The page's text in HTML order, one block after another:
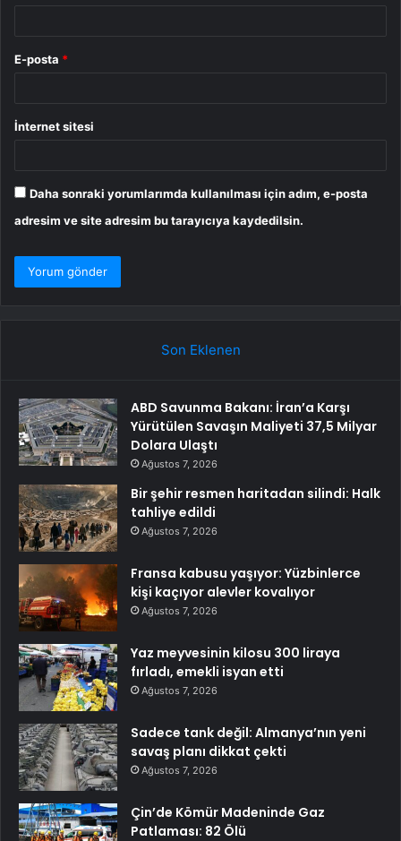
E-posta *
İnternet sitesi
Daha sonraki yorumlarımda kullanılması için adım, e-posta
adresim ve site adresim bu tarayıcıya kaydedilsin.
Son Eklenen
ABD Savunma Bakanı: İran’a Karşı
Yürütülen Savaşın Maliyeti 37,5 Milyar
Dolara Ulaştı
Ağustos 7, 2026
Bir şehir resmen haritadan silindi: Halk
tahliye edildi
Ağustos 7, 2026
Fransa kabusu yaşıyor: Yüzbinlerce
kişi kaçıyor alevler kovalıyor
Ağustos 7, 2026
Yaz meyvesinin kilosu 300 liraya
fırladı, emekli isyan etti
Ağustos 7, 2026
Sadece tank değil: Almanya’nın yeni
savaş planı dikkat çekti
Ağustos 7, 2026
Çin’de Kömür Madeninde Gaz
Patlaması: 82 Ölü